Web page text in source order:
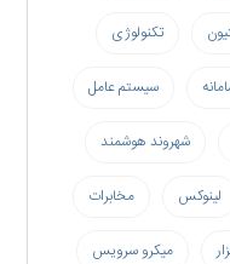
تکنولوژی
سیستم عامل
شهروند هوشمند
لینوکس مخابرات
میکرو سرویس